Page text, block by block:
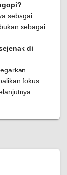
sebagai
sebagai
di
fokus